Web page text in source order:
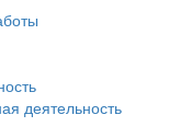
деятельность